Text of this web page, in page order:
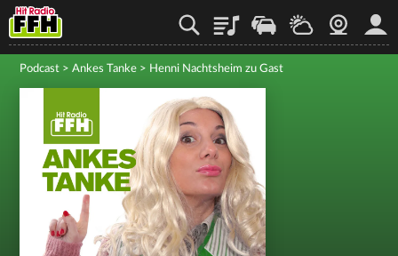
PlaylistStaupilotWetterWebcam
Podcast > Ankes Tanke > Henni Nachtsheim zu Gast